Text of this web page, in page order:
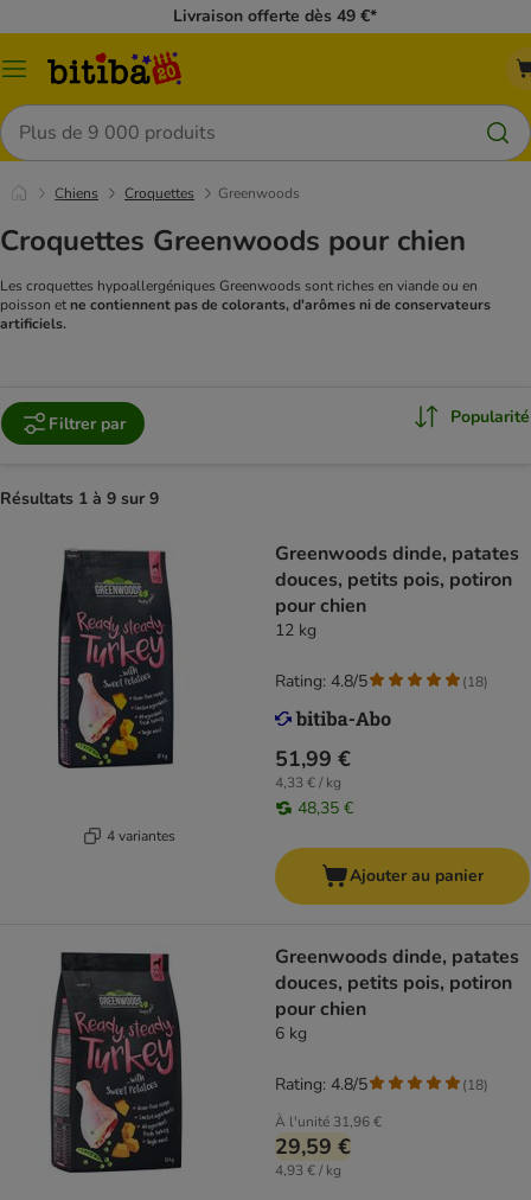
Livraison offerte dès 49 €*
Menu
Rechercher
Chiens Croquettes Greenwoods
Croquettes Greenwoods pour chien
Les croquettes hypoallergéniques Greenwoods sont riches en viande ou en
poisson et ne contiennent pas de colorants, d'arômes ni de conservateurs
artificiels.
Filtrer par Popularité
Résultats 1 à 9 sur 9
4 variantes
Greenwoods dinde, patates
douces, petits pois, potiron
pour chien
12 kg
51,99 €
4,33 € / kg
48,35 €
Rating: 4.8/5 (18)
Ajouter au panier
Greenwoods dinde, patates
douces, petits pois, potiron
pour chien
6 kg
À l'unité 31,96 €
29,59 €
4,93 € / kg
Rating: 4.8/5 (18)